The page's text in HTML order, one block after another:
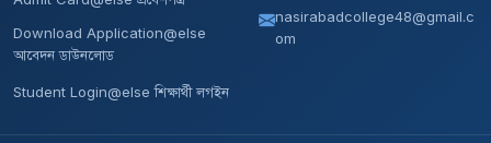
Download Application@else
আবেদন ডাউনলোড
Student Login@else শিক্ষার্থী লগইন
nasirabadcollege48@gmail.c
om